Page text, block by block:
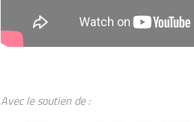
Avec le soutien de :